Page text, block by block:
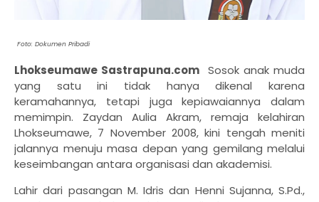
Foto: Dokumen Pribadi
Lhokseumawe Sastrapuna.com Sosok anak muda
yang satu ini tidak hanya dikenal karena
keramahannya, tetapi juga kepiawaiannya dalam
memimpin. Zaydan Aulia Akram, remaja kelahiran
Lhokseumawe, 7 November 2008, kini tengah meniti
jalannya menuju masa depan yang gemilang melalui
keseimbangan antara organisasi dan akademisi.
Lahir dari pasangan M. Idris dan Henni Sujanna, S.Pd.,